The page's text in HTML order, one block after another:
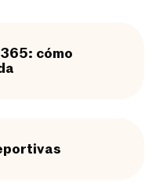
cómo